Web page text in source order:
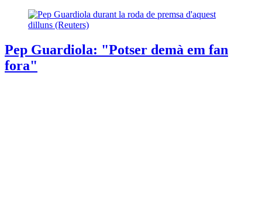
Pep Guardiola: "Potser demà em fan
fora"